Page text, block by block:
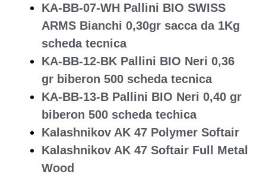
KA-BB-07-WH Pallini BIO SWISS
ARMS Bianchi 0,30gr sacca da 1Kg
scheda tecnica
KA-BB-12-BK Pallini BIO Neri 0,36
gr biberon 500 scheda tecnica
KA-BB-13-B Pallini BIO Neri 0,40 gr
biberon 500 scheda techica
Kalashnikov AK 47 Polymer Softair
Kalashnikov AK 47 Softair Full Metal
Wood